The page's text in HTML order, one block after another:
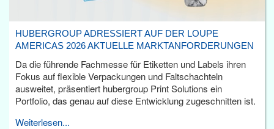
HUBERGROUP ADRESSIERT AUF DER LOUPE
AMERICAS 2026 AKTUELLE MARKTANFORDERUNGEN
Da die führende Fachmesse für Etiketten und Labels ihren
Fokus auf flexible Verpackungen und Faltschachteln
ausweitet, präsentiert hubergroup Print Solutions ein
Portfolio, das genau auf diese Entwicklung zugeschnitten ist.
Weiterlesen...